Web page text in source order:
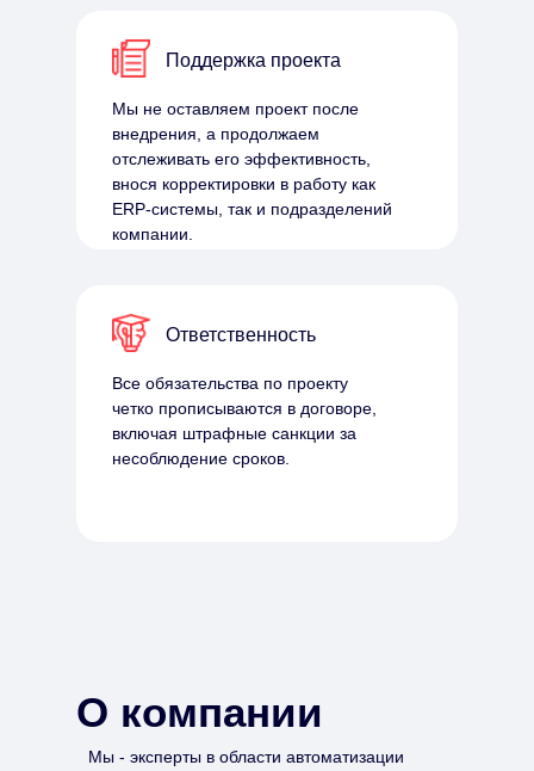
Поддержка проекта
Мы не оставляем проект после
внедрения, а продолжаем
отслеживать его эффективность,
внося корректировки в работу как
ERP-системы, так и подразделений
компании.
Ответственность
Все обязательства по проекту
четко прописываются в договоре,
включая штрафные санкции за
несоблюдение сроков.
Мы - эксперты в области автоматизации
О компании